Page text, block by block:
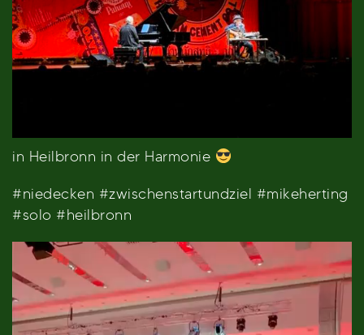
in Heilbronn in der Harmonie
#niedecken #zwischenstartundziel #mikeherting
#solo #heilbronn
Video-
Player